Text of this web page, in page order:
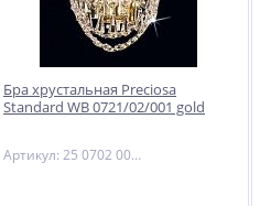
Бра хрустальная Preciosa
Standard WB 0721/02/001 gold
Артикул: 25 0702 001 07 00 04 35